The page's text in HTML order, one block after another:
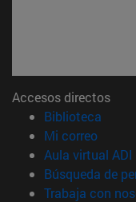
Accesos directos
Biblioteca
Mi correo(abre
Aula virtual ADI
Búsqueda de
Trabaja con